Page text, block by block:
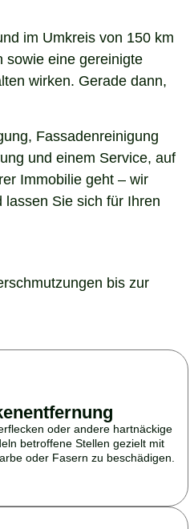
im Umkreis von 150 km
sowie eine gereinigte
wirken. Gerade dann,
Fassadenreinigung
und einem Service, auf
Immobilie geht – wir
Sie sich für Ihren
bis zur
oder andere hartnäckige
betroffene Stellen gezielt mit
oder Fasern zu beschädigen.